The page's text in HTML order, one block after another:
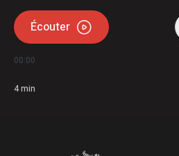
Écouter
00:00
4min